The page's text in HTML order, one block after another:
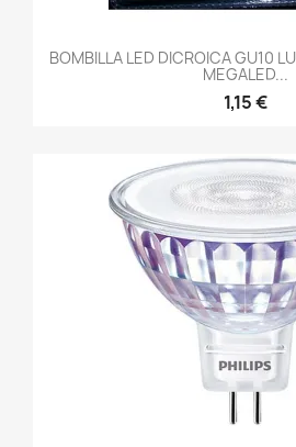
BOMBILLA LED DICROICA GU10
MEGALED...
1,15 €